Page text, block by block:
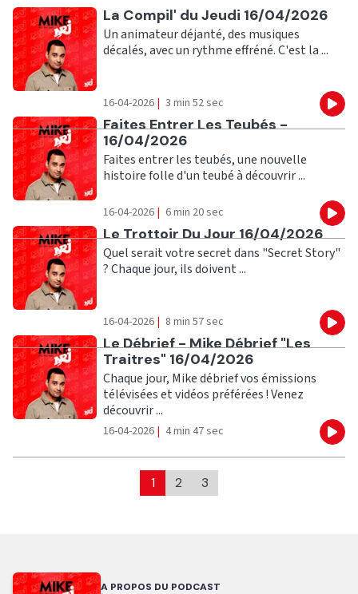
Ecouter
La Compil' du Jeudi 16/04/2026
Un animateur déjanté, des musiques
décalés, avec un rythme effréné. C'est la ...
16-04-2026 | 3 min 52 sec
Ecouter
Faites Entrer Les Teubés -
16/04/2026
Faites entrer les teubés, une nouvelle
histoire folle d'un teubé à découvrir ...
16-04-2026 | 6 min 20 sec
Ecouter
Le Trottoir Du Jour 16/04/2026
Quel serait votre secret dans "Secret Story"
? Chaque jour, ils doivent ...
16-04-2026 | 8 min 57 sec
Ecouter
Le Débrief - Mike Débrief "Les
Traitres" 16/04/2026
Chaque jour, Mike débrief vos émissions
télévisées et vidéos préférées ! Venez
découvrir ...
16-04-2026 | 4 min 47 sec
1 2 3
A PROPOS DU PODCAST